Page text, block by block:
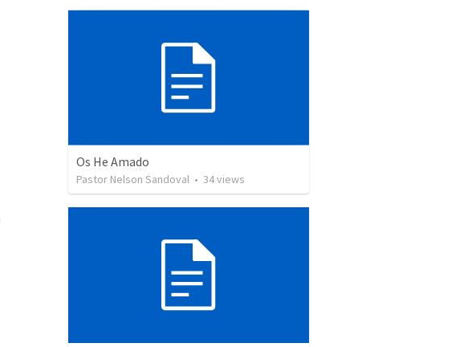
Os He Amado
Pastor Nelson Sandoval • 34views